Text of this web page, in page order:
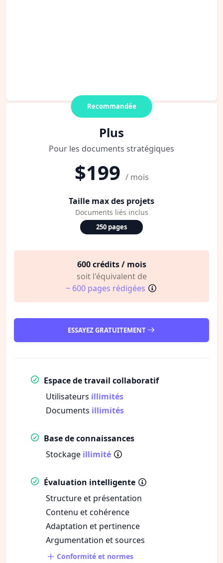
Recommandée
Plus
Pour les documents stratégiques
$199 / mois
Taille max des projets
Documents liés inclus
250 pages
600 crédits / mois
soit l'équivalent de
~ 600 pages rédigées
ESSAYEZ GRATUITEMENT
Espace de travail collaboratif
Utilisateurs illimités
Documents illimités
Base de connaissances
Stockage illimité
Évaluation intelligente
Structure et présentation
Contenu et cohérence
Adaptation et pertinence
Argumentation et sources
Conformité et normes